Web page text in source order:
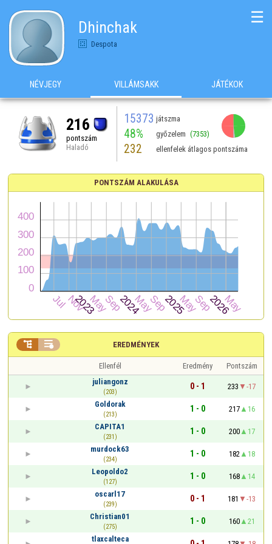
Dhinchak
Despota
☰
NÉVJEGY VILLÁMSAKK JÁTÉKOK
216
pontszám
Haladó
15373 játszma
48% győzelem (7353)
232 ellenfelek átlagos pontszáma
PONTSZÁM ALAKULÁSA
EREDMÉNYEK
 
Ellenfél Eredmény
Pontszám
juliangonz
(203)
0 - 1 233
-17
Goldorak
(213)
1 - 0 217
16
CAPITA1
(231)
1 - 0 200
17
murdock63
(234)
1 - 0 182
18
Leopoldo2
(127)
1 - 0 168
14
oscarl17
(239)
0 - 1 181
-13
Christian01
(275)
1 - 0 160
21
tlaxcalteca